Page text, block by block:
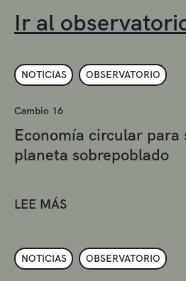
Ir al
NOTICIAS OBSERVATORIO
Cambio 16
Economía circular para
planeta sobrepoblado
LEE MÁS
NOTICIAS OBSERVATORIO